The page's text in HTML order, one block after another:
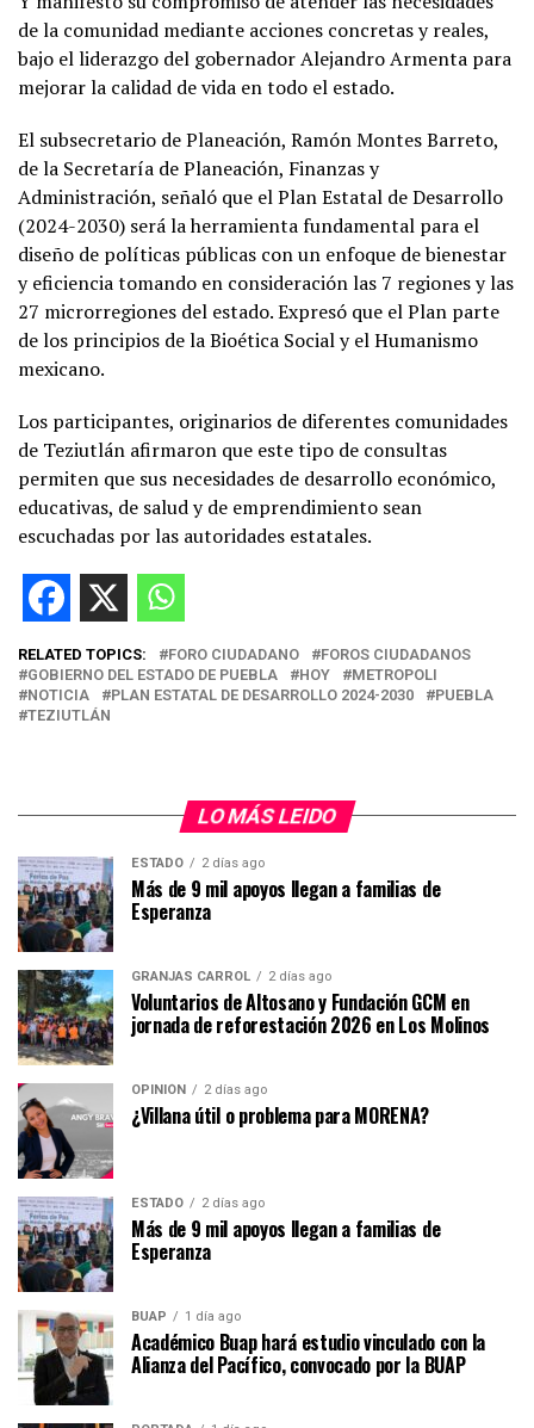
de la comunidad mediante acciones concretas y reales,
bajo el liderazgo del gobernador Alejandro Armenta para
mejorar la calidad de vida en todo el estado.
El subsecretario de Planeación, Ramón Montes Barreto,
de la Secretaría de Planeación, Finanzas y
Administración, señaló que el Plan Estatal de Desarrollo
(2024-2030) será la herramienta fundamental para el
diseño de políticas públicas con un enfoque de bienestar
y eficiencia tomando en consideración las 7 regiones y las
27 microrregiones del estado. Expresó que el Plan parte
de los principios de la Bioética Social y el Humanismo
mexicano.
Los participantes, originarios de diferentes comunidades
de Teziutlán afirmaron que este tipo de consultas
permiten que sus necesidades de desarrollo económico,
educativas, de salud y de emprendimiento sean
escuchadas por las autoridades estatales.
RELATED TOPICS: FORO CIUDADANO
FOROS CIUDADANOS
GOBIERNO DEL ESTADO DE PUEBLA
HOY
METROPOLI
NOTICIA
PLAN ESTATAL DE DESARROLLO 2024-2030
PUEBLA
TEZIUTLÁN
LO MÁS LEIDO
ESTADO 2 días ago
Más de 9 mil apoyos llegan a familias de
Esperanza
GRANJAS CARROL 2 días ago
Voluntarios de Altosano y Fundación GCM en
jornada de reforestación 2026 en Los Molinos
OPINIÓN 2 días ago
¿Villana útil o problema para MORENA?
ESTADO 2 días ago
Más de 9 mil apoyos llegan a familias de
Esperanza
BUAP 1 día ago
Académico Buap hará estudio vinculado con la
Alianza del Pacífico, convocado por la BUAP